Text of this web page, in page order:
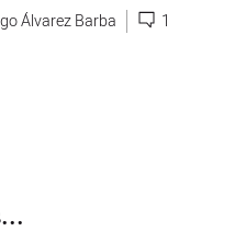
Álvarez Barba 1